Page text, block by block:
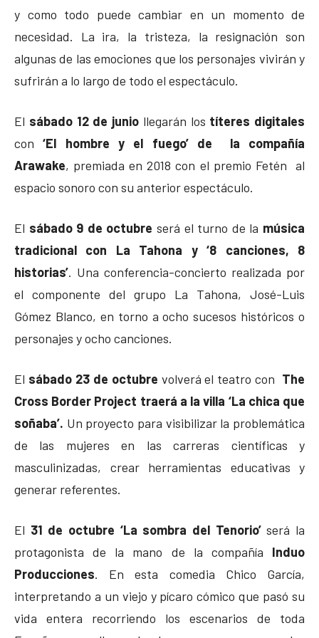
y como todo puede cambiar en un momento de
necesidad. La ira, la tristeza, la resignación son
algunas de las emociones que los personajes vivirán y
sufrirán a lo largo de todo el espectáculo.
El sábado 12 de junio llegarán los títeres digitales
con‘El hombre y el fuego’ de la compañía
Arawake, premiada en 2018 con el premio Fetén al
espacio sonoro con su anterior espectáculo.
El sábado 9 de octubre será el turno de la música
tradicional con La Tahona y ‘8 canciones, 8
historias’. Una conferencia-concierto realizada por
el componente del grupo La Tahona, José-Luis
Gómez Blanco, en torno a ocho sucesos históricos o
personajes y ocho canciones.
El sábado 23 de octubre volverá el teatro con The
Cross Border Project traerá a la villa ‘La chica que
soñaba’. Un proyecto para visibilizar la problemática
de las mujeres en las carreras científicas y
masculinizadas, crear herramientas educativas y
generar referentes.
El 31 de octubre ‘La sombra del Tenorio’será la
protagonista de la mano de la compañía Induo
Producciones. En esta comedia Chico García,
interpretando a un viejo y pícaro cómico que pasó su
vida entera recorriendo los escenarios de toda